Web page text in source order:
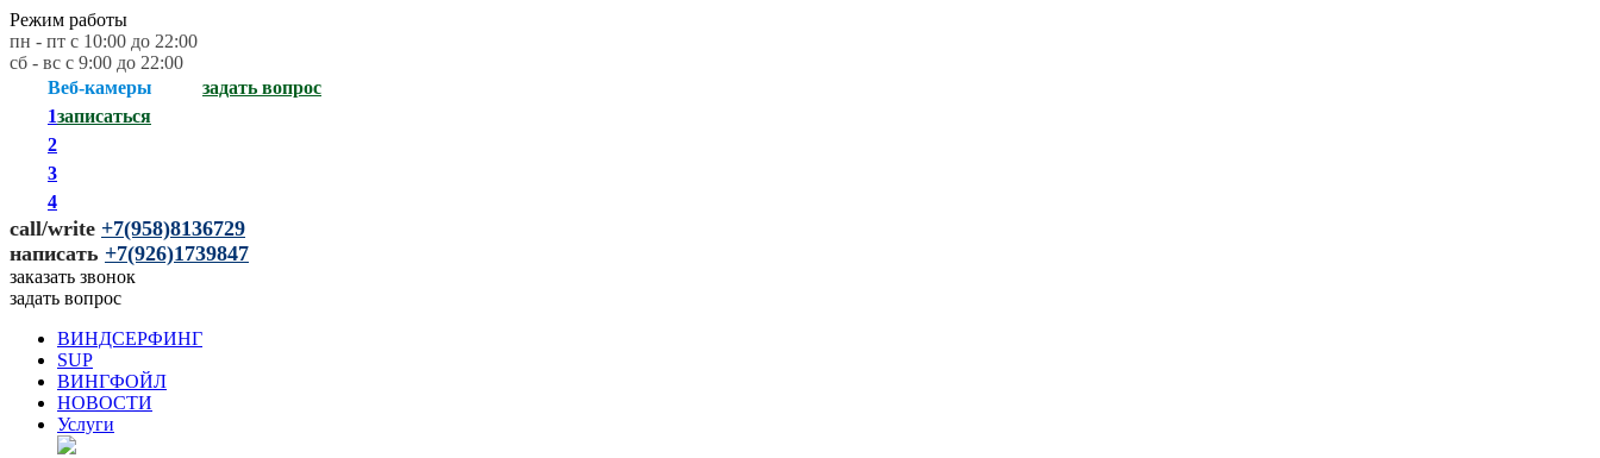
Режим работы
пн - пт с 10:00 до 22:00
сб - вс с 9:00 до 22:00
Веб-камеры
задать вопрос
1
2
3
4
записаться
call/write +7(958)8136729
написать +7(926)1739847
заказать звонок
задать вопрос
ВИНДСЕРФИНГ
SUP
ВИНГФОЙЛ
НОВОСТИ
Услуги